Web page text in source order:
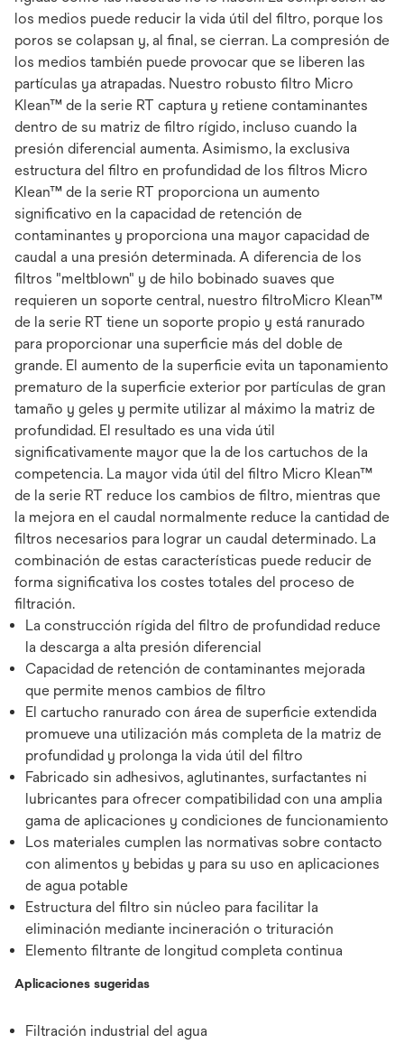
los medios puede reducir la vida útil del filtro, porque los
poros se colapsan y, al final, se cierran. La compresión de
los medios también puede provocar que se liberen las
partículas ya atrapadas. Nuestro robusto filtro Micro
Klean™ de la serie RT captura y retiene contaminantes
dentro de su matriz de filtro rígido, incluso cuando la
presión diferencial aumenta. Asimismo, la exclusiva
estructura del filtro en profundidad de los filtros Micro
Klean™ de la serie RT proporciona un aumento
significativo en la capacidad de retención de
contaminantes y proporciona una mayor capacidad de
caudal a una presión determinada. A diferencia de los
filtros "meltblown" y de hilo bobinado suaves que
requieren un soporte central, nuestro filtroMicro Klean™
de la serie RT tiene un soporte propio y está ranurado
para proporcionar una superficie más del doble de
grande. El aumento de la superficie evita un taponamiento
prematuro de la superficie exterior por partículas de gran
tamaño y geles y permite utilizar al máximo la matriz de
profundidad. El resultado es una vida útil
significativamente mayor que la de los cartuchos de la
competencia. La mayor vida útil del filtro Micro Klean™
de la serie RT reduce los cambios de filtro, mientras que
la mejora en el caudal normalmente reduce la cantidad de
filtros necesarios para lograr un caudal determinado. La
combinación de estas características puede reducir de
forma significativa los costes totales del proceso de
filtración.
La construcción rígida del filtro de profundidad reduce
la descarga a alta presión diferencial
Capacidad de retención de contaminantes mejorada
que permite menos cambios de filtro
El cartucho ranurado con área de superficie extendida
promueve una utilización más completa de la matriz de
profundidad y prolonga la vida útil del filtro
Fabricado sin adhesivos, aglutinantes, surfactantes ni
lubricantes para ofrecer compatibilidad con una amplia
gama de aplicaciones y condiciones de funcionamiento
Los materiales cumplen las normativas sobre contacto
con alimentos y bebidas y para su uso en aplicaciones
de agua potable
Estructura del filtro sin núcleo para facilitar la
eliminación mediante incineración o trituración
Elemento filtrante de longitud completa continua
Aplicaciones sugeridas
Filtración industrial del agua